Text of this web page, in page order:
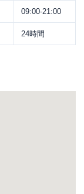
09:00-21:00
24時間